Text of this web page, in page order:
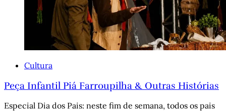
Cultura
Peça Infantil Piá Farroupilha & Outras Histórias
Especial Dia dos Pais: neste fim de semana, todos os pais